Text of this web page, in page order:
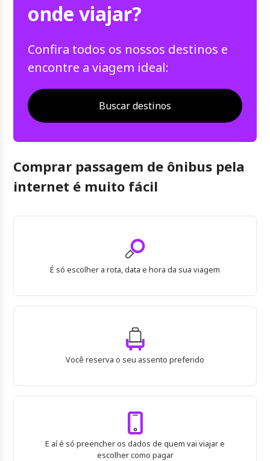
onde viajar?
Confira todos os nossos destinos e
encontre a viagem ideal:
Buscar destinos
Comprar passagem de ônibus pela
internet é muito fácil
É só escolher a rota, data e hora da sua viagem
Você reserva o seu assento preferido
E aí é só preencher os dados de quem vai viajar e
escolher como pagar